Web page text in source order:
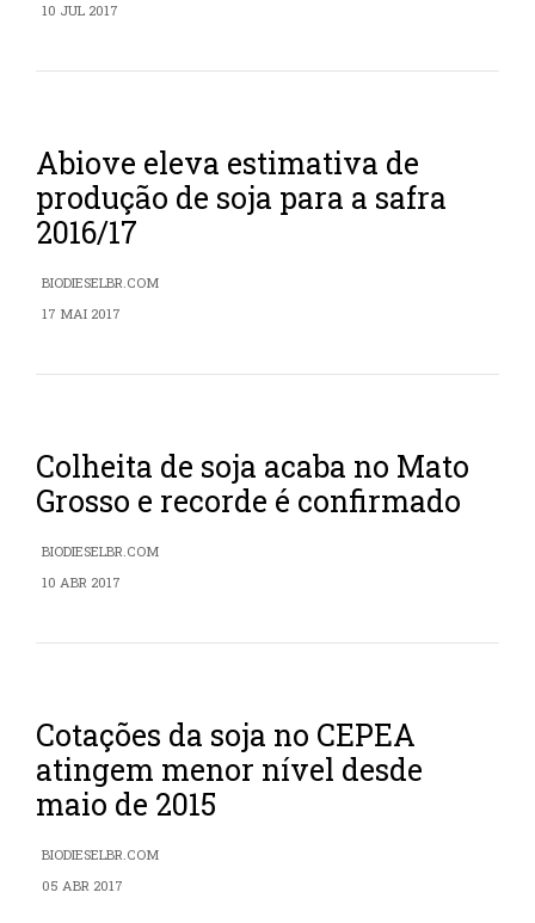
10 JUL 2017
Abiove eleva estimativa de
produção de soja para a safra
2016/17
BIODIESELBR.COM
17 MAI 2017
Colheita de soja acaba no Mato
Grosso e recorde é confirmado
BIODIESELBR.COM
10 ABR 2017
Cotações da soja no CEPEA
atingem menor nível desde
maio de 2015
BIODIESELBR.COM
05 ABR 2017